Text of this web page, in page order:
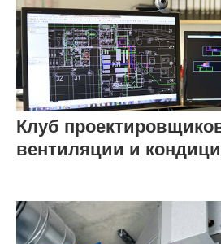
Клуб
вентиляции и